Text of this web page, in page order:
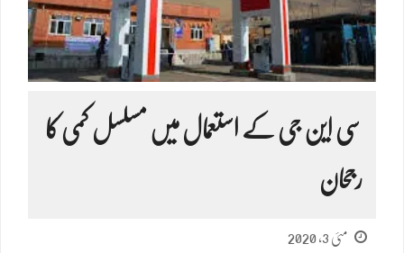
سی این جی کے استعمال میں مسلسل کمی کا
رجحان
مئی 3, 2020